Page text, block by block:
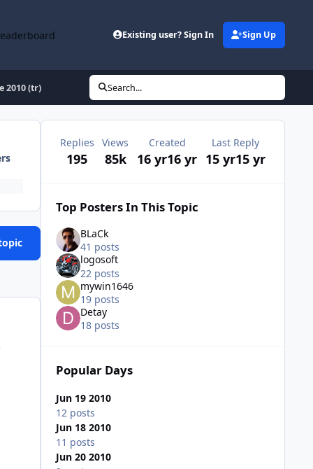
Existing user? Sign In Sign Up
2010 (tr) Search...
Replies
195
Views
85k
Created
16 yr16 yr
Last Reply
15 yr15 yr
Top Posters In This Topic
BLaCk
41 posts
logosoft
22 posts
mywin1646
19 posts
Detay
18 posts
Popular Days
Jun 19 2010
12 posts
Jun 18 2010
11 posts
Jun 20 2010